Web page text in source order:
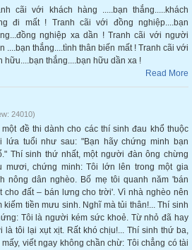
cãi với khách hàng .....bạn thắng.....khách
đi mất ! Tranh cãi với đồng nghiệp....bạn
nghiệp xa dần ! Tranh cãi với người
....bạn thắng....tình thân biến mất ! Tranh cãi với
hữu....bạn thắng....bạn hữu dần xa !
Read More
24010)
một đề thi dành cho các thí sinh đau khổ thuộc
lứa tuổi như sau: "Bạn hãy chứng minh bạn
Thí sinh thứ nhất, một người đàn ông chừng
mươi, chứng minh: Tôi lớn lên trong một gia
nông dân nghèo. Bố mẹ tôi quanh năm 'bán
cho đất – bán lưng cho trời'. Vì nhà nghèo nên
tiền mưu sinh. Nghĩ mà tủi thân!... Thí sinh
Tôi là người kém sức khoẻ. Từ nhỏ đã hay
tôi lại xụt xịt. Rất khó chịu!... Thí sinh thứ ba,
viết ngay không chần chừ: Tôi chẳng có tài